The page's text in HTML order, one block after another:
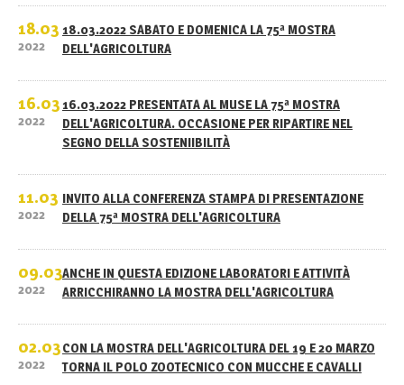
18.03
2022
18.03.2022 SABATO E DOMENICA LA 75ª MOSTRA
DELL'AGRICOLTURA
16.03
2022
16.03.2022 PRESENTATA AL MUSE LA 75ª MOSTRA
DELL'AGRICOLTURA. OCCASIONE PER RIPARTIRE NEL
SEGNO DELLA SOSTENIIBILITÀ
11.03
2022
INVITO ALLA CONFERENZA STAMPA DI PRESENTAZIONE
DELLA 75ª MOSTRA DELL'AGRICOLTURA
09.03
2022
ANCHE IN QUESTA EDIZIONE LABORATORI E ATTIVITÀ
ARRICCHIRANNO LA MOSTRA DELL'AGRICOLTURA
02.03
2022
CON LA MOSTRA DELL'AGRICOLTURA DEL 19 E 20 MARZO
TORNA IL POLO ZOOTECNICO CON MUCCHE E CAVALLI